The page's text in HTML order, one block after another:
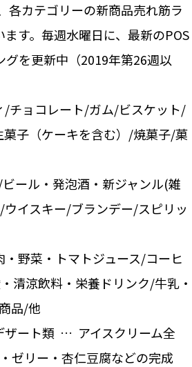
各カテゴリーの新商品売れ筋ラ
ます。毎週水曜日に、最新のPOS
グを更新中（2019年第26週以
ョコレート/ガム/ビスケット/
子（ケーキを含む）/焼菓子/菓
ル・発泡酒・新ジャンル(雑
イスキー/ブランデー/スピリッ
野菜・トマトジュース/コーヒ
清涼飲料・栄養ドリンク/牛乳・
品/他
ザート類 … アイスクリーム全
ゼリー・杏仁豆腐などの完成